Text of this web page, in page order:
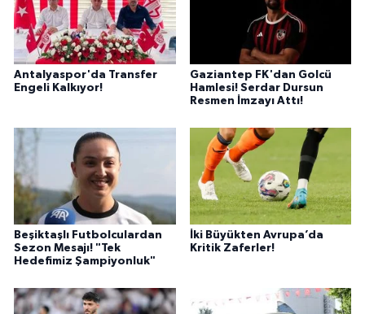
Antalyaspor'da Transfer
Engeli Kalkıyor!
Gaziantep FK'dan Golcü
Hamlesi! Serdar Dursun
Resmen İmzayı Attı!
Beşiktaşlı Futbolculardan
Sezon Mesajı! "Tek
Hedefimiz Şampiyonluk"
İki Büyükten Avrupa’da
Kritik Zaferler!